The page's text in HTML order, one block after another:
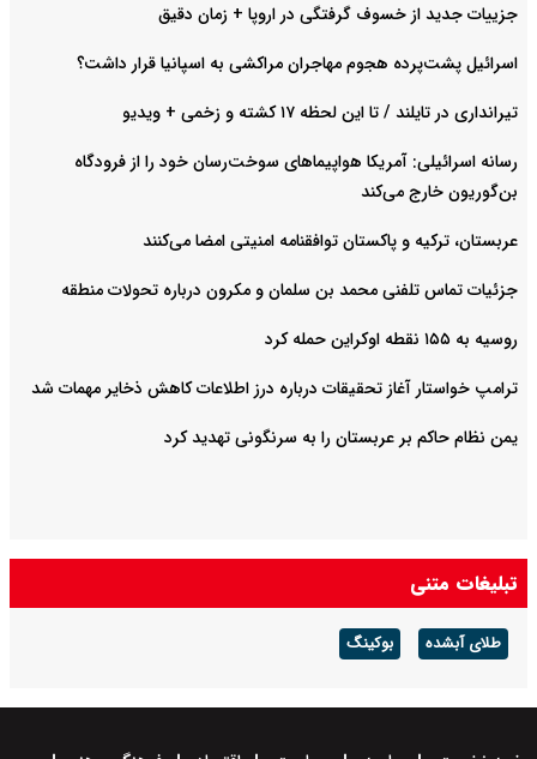
جزییات جدید از خسوف گرفتگی در اروپا + زمان دقیق
اسرائیل پشت‌پرده هجوم مهاجران مراکشی به اسپانیا قرار داشت؟
تیرانداری در تایلند / تا این لحظه ۱۷ کشته و زخمی + ویدیو
رسانه اسرائیلی: آمریکا هواپیماهای سوخت‌رسان خود را از فرودگاه
بن‌گوریون خارج می‌کند
عربستان، ترکیه و پاکستان توافقنامه امنیتی امضا می‌کنند
جزئیات تماس تلفنی محمد بن سلمان و مکرون درباره تحولات منطقه
روسیه به ۱۵۵ نقطه اوکراین حمله کرد
ترامپ خواستار آغاز تحقیقات درباره درز اطلاعات کاهش ذخایر مهمات شد
یمن نظام حاکم بر عربستان را به سرنگونی تهدید کرد
تبلیغات متنی
طلای آبشده بوکینگ